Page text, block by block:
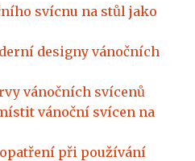
svícnu na stůl jako
designy vánočních
vánočních svícenů
vánoční svícen na
při používání